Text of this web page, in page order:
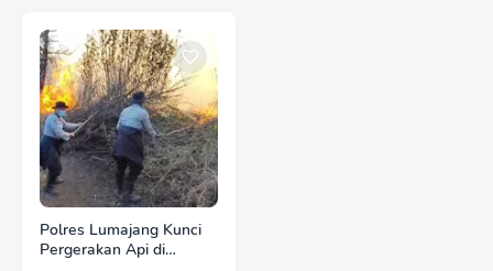
Polres Lumajang Kunci
Pergerakan Api di